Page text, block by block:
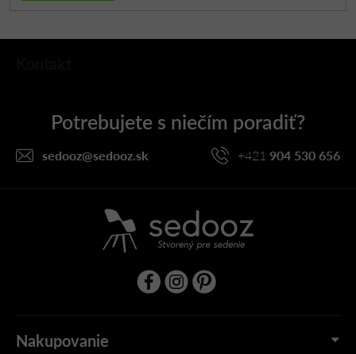
Z
sedooz@sedooz.sk +421 904 530 656
Nakupovanie